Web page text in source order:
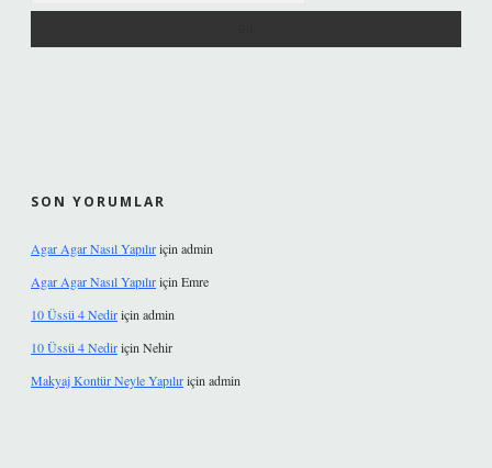
SON YORUMLAR
Agar Agar Nasıl Yapılıriçin admin
Agar Agar Nasıl Yapılıriçin Emre
10 Üssü 4 Nediriçin admin
10 Üssü 4 Nediriçin Nehir
Makyaj Kontür Neyle Yapılıriçin admin